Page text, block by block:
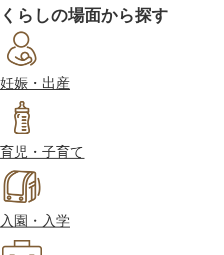
くらしの場面から探す
妊娠・出産
育児・子育て
入園・入学